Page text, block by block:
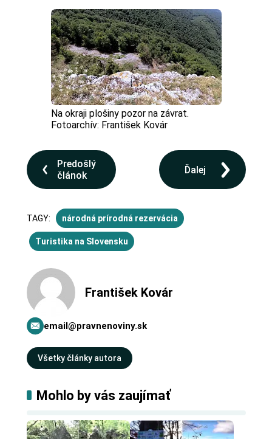
Na okraji plošiny pozor na závrat.
Fotoarchív: František Kovár
Predošlý
článok
Ďalej
TAGY: národná prírodná rezervácia
Turistika na Slovensku
František Kovár
email@pravnenoviny.sk
Všetky články autora
Mohlo by vás zaujímať